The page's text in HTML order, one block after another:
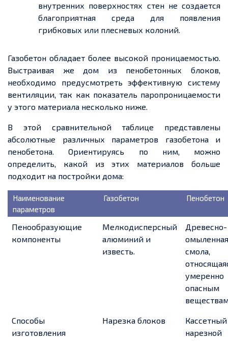
внутренних поверхностях стен не создается
благоприятная среда для появления
грибковых или плесневых колоний.
Газобетон обладает более высокой проницаемостью.
Выстраивая же дом из пенобетонных блоков,
необходимо предусмотреть эффективную систему
вентиляции, так как показатель паропроницаемости
у этого материала несколько ниже.
В этой сравнительной таблице представлены
абсолютные различных параметров газобетона и
пенобетона. Ориентируясь по ним, можно
определить, какой из этих материалов больше
подходит на постройки дома:
Наименование
параметров
Газобетон Пенобетон
Пенообразующие
компоненты
Мелкодисперсный
алюминий и
известь.
Древесно-
омыленная
смола,
умеренно
опасным
Способы
изготовления
Нарезка блоков
нарезной